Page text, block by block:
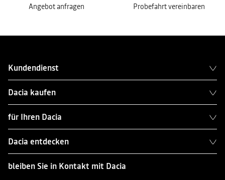
Angebot anfragen Probefahrt vereinbaren
Kundendienst
Dacia kaufen
für Ihren Dacia
Dacia entdecken
bleiben Sie in Kontakt mit Dacia